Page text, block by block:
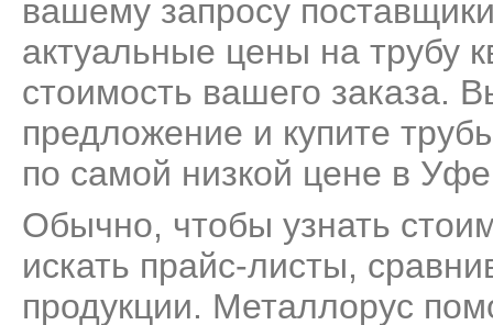
вашему запросу
актуальные цены на трубу
стоимость вашего заказа.
предложение и купите
по самой низкой цене в
Обычно, чтобы узнать
искать прайс-листы,
продукции. Металлорус